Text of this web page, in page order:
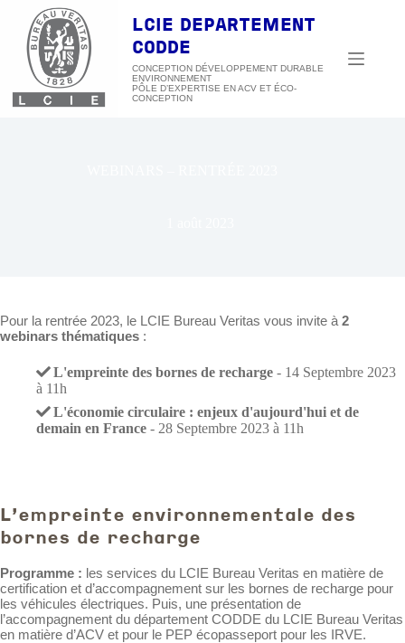
contenu
LCIE DEPARTEMENT
CODDE
CONCEPTION DÉVELOPPEMENT DURABLE
ENVIRONNEMENT
Pour la rentrée 2023, le LCIE Bureau Veritas vous invite à 2
webinars thématiques :
L'empreinte des bornes de recharge - 14 Septembre 2023
à 11h
L'économie circulaire : enjeux d'aujourd'hui et de
demain en France - 28 Septembre 2023 à 11h
L'empreinte environnementale des
bornes de recharge
Programme : les services du LCIE Bureau Veritas en matière de
certification et d’accompagnement sur les bornes de recharge pour
les véhicules électriques. Puis, une présentation de
l’accompagnement du département CODDE du LCIE Bureau Veritas
en matière d’ACV et pour le PEP écopasseport pour les IRVE.